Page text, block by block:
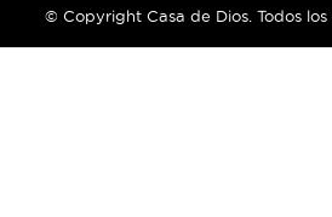
© Copyright Casa de Dios. Todos los